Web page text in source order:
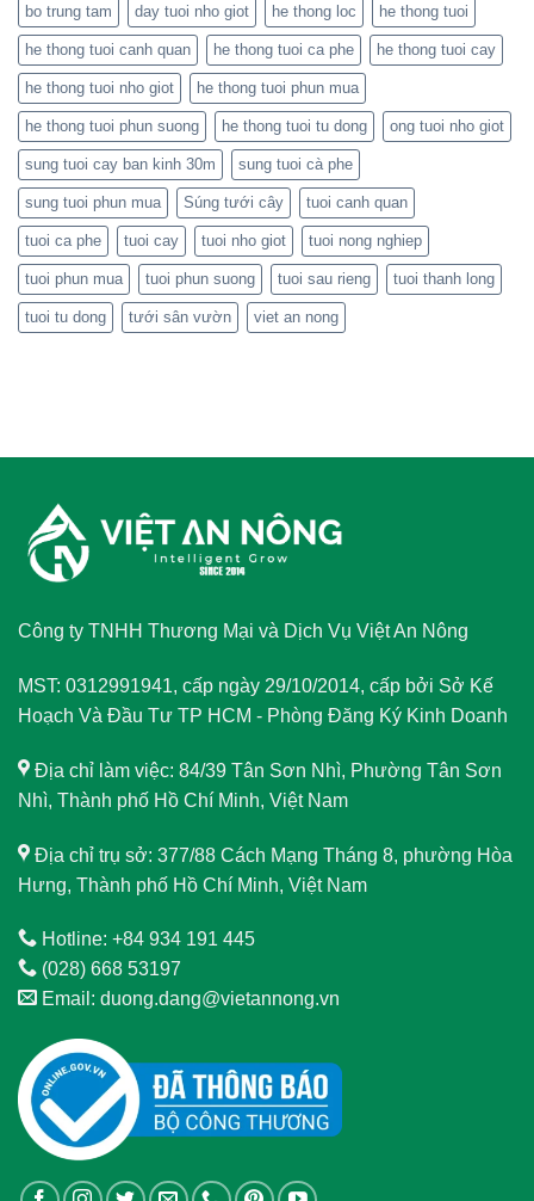
tưới
hiện
đại
bo trung tam day tuoi nho giot he thong loc he thong tuoi
he thong tuoi canh quan he thong tuoi ca phe he thong tuoi cay
he thong tuoi nho giot he thong tuoi phun mua
he thong tuoi phun suong he thong tuoi tu dong ong tuoi nho giot
sung tuoi cay ban kinh 30m sung tuoi cà phe
sung tuoi phun mua Súng tưới cây tuoi canh quan
tuoi ca phe tuoi cay tuoi nho giot tuoi nong nghiep
tuoi phun mua tuoi phun suong tuoi sau rieng tuoi thanh long
tuoi tu dong tưới sân vườn viet an nong
Công ty TNHH Thương Mại và Dịch Vụ Việt An Nông
MST: 0312991941, cấp ngày 29/10/2014, cấp bởi Sở Kế
Hoạch Và Đầu Tư TP HCM - Phòng Đăng Ký Kinh Doanh
Địa chỉ làm việc: 84/39 Tân Sơn Nhì, Phường Tân Sơn
Nhì, Thành phố Hồ Chí Minh, Việt Nam
Địa chỉ trụ sở: 377/88 Cách Mạng Tháng 8, phường Hòa
Hưng, Thành phố Hồ Chí Minh, Việt Nam
Hotline: +84 934 191 445
(028) 668 53197
Email: duong.dang@vietannong.vn